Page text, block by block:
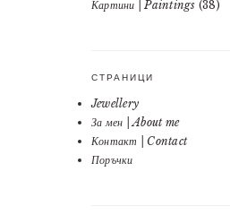
Картини | Paintings (38)
СТРАНИЦИ
Jewellery
За мен | About me
Контакт | Contact
Поръчки